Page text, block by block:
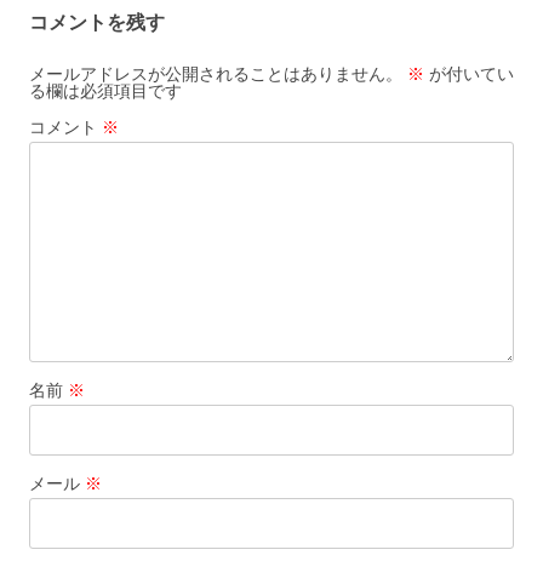
ー
シ
ョ
ン
コメントを残す
メールアドレスが公開されることはありません。 ※ が付いてい
る欄は必須項目です
コメント ※
名前 ※
メール ※